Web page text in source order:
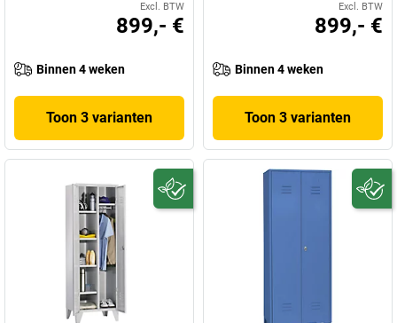
Excl. BTW
899,- €
Binnen 4 weken
Toon 3 varianten
Excl. BTW
899,- €
Binnen 4 weken
Toon 3 varianten